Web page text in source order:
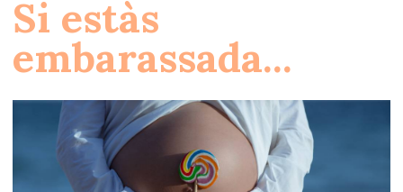
Si estàs
embarassada...